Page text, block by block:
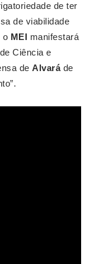
de ter
de viabilidade
o MEI manifestará
Ciência e
de Alvaráde